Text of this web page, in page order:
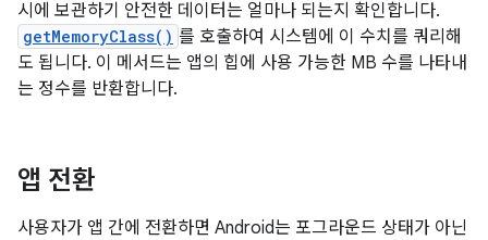
시에 보관하기 안전한 데이터는 얼마나 되는지 확인합니다.
getMemoryClass() 를 호출하여 시스템에 이 수치를 쿼리해
도 됩니다. 이 메서드는 앱의 힙에 사용 가능한 MB 수를 나타내
는 정수를 반환합니다.
앱 전환
사용자가 앱 간에 전환하면 Android는 포그라운드 상태가 아닌